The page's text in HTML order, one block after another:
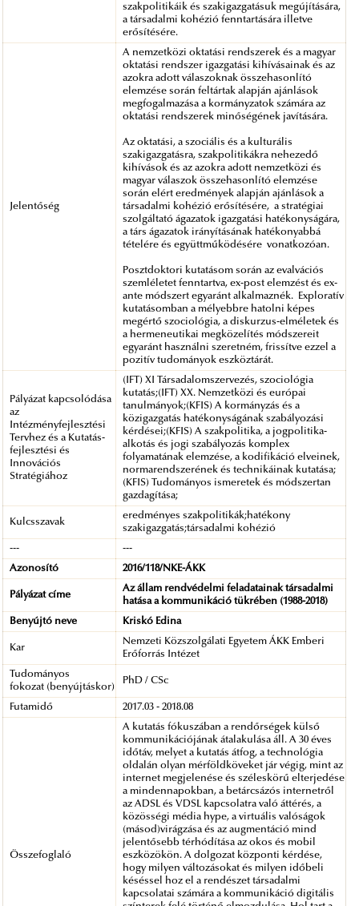
szakpolitikáik és szakigazgatásuk megújítására,
a társadalmi kohézió fenntartására illetve
erősítésére.
Jelentőség
A nemzetközi oktatási rendszerek és a magyar
oktatási rendszer igazgatási kihívásainak és az
azokra adott válaszoknak összehasonlító
elemzése során feltártak alapján ajánlások
megfogalmazása a kormányzatok számára az
oktatási rendszerek minőségének javítására.
Az oktatási, a szociális és a kulturális
szakigazgatásra, szakpolitikákra nehezedő
kihívások és az azokra adott nemzetközi és
magyar válaszok összehasonlító elemzése
során elért eredmények alapján ajánlások a
társadalmi kohézió erősítésére, a stratégiai
szolgáltató ágazatok igazgatási hatékonyságára,
a társ ágazatok irányításának hatékonyabbá
tételére és együttműködésére vonatkozóan.
Posztdoktori kutatásom során az evalvációs
szemléletet fenntartva, ex-post elemzést és ex-
ante módszert egyaránt alkalmaznék. Exploratív
kutatásomban a mélyebbre hatolni képes
megértő szociológia, a diskurzus-elméletek és
a hermeneutikai megközelítés módszereit
egyaránt használni szeretném, frissítve ezzel a
pozitív tudományok eszköztárát.
Pályázat kapcsolódása
az
Intézményfejlesztési
Tervhez és a Kutatás-
fejlesztési és
Innovációs
Stratégiához
(IFT) XI Társadalomszervezés, szociológia
kutatás;(IFT) XX. Nemzetközi és európai
tanulmányok;(KFIS) A kormányzás és a
közigazgatás hatékonyságának szabályozási
kérdései;(KFIS) A szakpolitika, a jogpolitika-
alkotás és jogi szabályozás komplex
folyamatának elemzése, a kodifikáció elveinek,
normarendszerének és technikáinak kutatása;
(KFIS) Tudományos ismeretek és módszertan
gazdagítása;
Kulcsszavak
eredményes szakpolitikák;hatékony
szakigazgatás;társadalmi kohézió
--- ---
Azonosító 2016/118/NKE-ÁKK
Pályázat címe
Az állam rendvédelmi feladatainak társadalmi
hatása a kommunikáció tükrében (1988-2018)
Benyújtó neve Kriskó Edina
Kar
Nemzeti Közszolgálati Egyetem ÁKK Emberi
Erőforrás Intézet
Tudományos
fokozat (benyújtáskor)
PhD / CSc
Futamidő 2017.03 - 2018.08
Összefoglaló
A kutatás fókuszában a rendőrségek külső
kommunikációjának átalakulása áll. A 30 éves
időtáv, melyet a kutatás átfog, a technológia
oldalán olyan mérföldköveket jár végig, mint az
internet megjelenése és széleskörű elterjedése
a mindennapokban, a betárcsázós internetről
az ADSL és VDSL kapcsolatra való áttérés, a
közösségi média hype, a virtuális valóságok
(másod)virágzása és az augmentáció mind
jelentősebb térhódítása az okos és mobil
eszközökön. A dolgozat központi kérdése,
hogy milyen változásokat és milyen időbeli
késéssel hoz el a rendészet társadalmi
kapcsolatai számára a kommunikáció digitális